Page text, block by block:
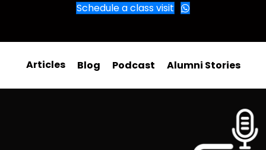
Schedule a class visit
Articles Blog Podcast Alumni Stories